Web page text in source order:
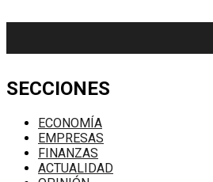
SECCIONES
ECONOMÍA
EMPRESAS
FINANZAS
ACTUALIDAD